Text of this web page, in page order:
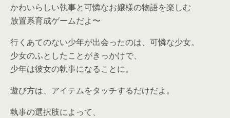
かわいらしい執事と可憐なお嬢様の物語を楽しむ
放置系育成ゲームだよ〜
行くあてのない少年が出会ったのは、可憐な少女。
少女のふとしたことがきっかけで、
少年は彼女の執事になることに。
遊び方は、アイテムをタッチするだけだよ。
執事の選択肢によって、